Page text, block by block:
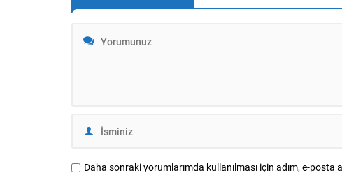
Daha sonraki yorumlarımda kullanılması için adım, e-